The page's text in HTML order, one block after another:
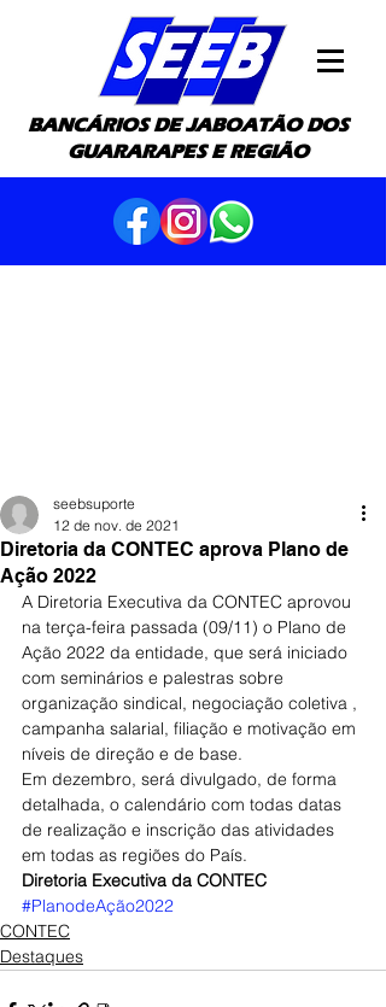
BANCÁRIOS DE JABOATÃO DOS
GUARARAPES E REGIÃO
Diretoria da CONTEC aprova Plano de
Ação 2022
seebsuporte
12 de nov. de 2021
A Diretoria Executiva da CONTEC aprovou
na terça-feira passada (09/11) o Plano de
Ação 2022 da entidade, que será iniciado
com seminários e palestras sobre
organização sindical, negociação coletiva ,
campanha salarial, filiação e motivação em
níveis de direção e de base.
Em dezembro, será divulgado, de forma
detalhada, o calendário com todas datas
de realização e inscrição das atividades
em todas as regiões do País.
Diretoria Executiva da CONTEC
#PlanodeAção2022
CONTEC
Destaques